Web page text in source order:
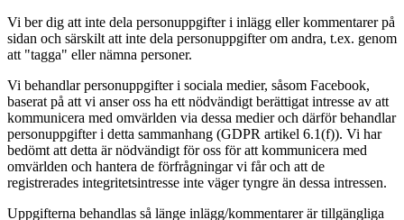
Vi ber dig att inte dela personuppgifter i inlägg eller kommentarer på
sidan och särskilt att inte dela personuppgifter om andra, t.ex. genom
att "tagga" eller nämna personer.
Vi behandlar personuppgifter i sociala medier, såsom Facebook,
baserat på att vi anser oss ha ett nödvändigt berättigat intresse av att
kommunicera med omvärlden via dessa medier och därför behandlar
personuppgifter i detta sammanhang (GDPR artikel 6.1(f)). Vi har
bedömt att detta är nödvändigt för oss för att kommunicera med
omvärlden och hantera de förfrågningar vi får och att de
registrerades integritetsintresse inte väger tyngre än dessa intressen.
Uppgifterna behandlas så länge inlägg/kommentarer är tillgängliga